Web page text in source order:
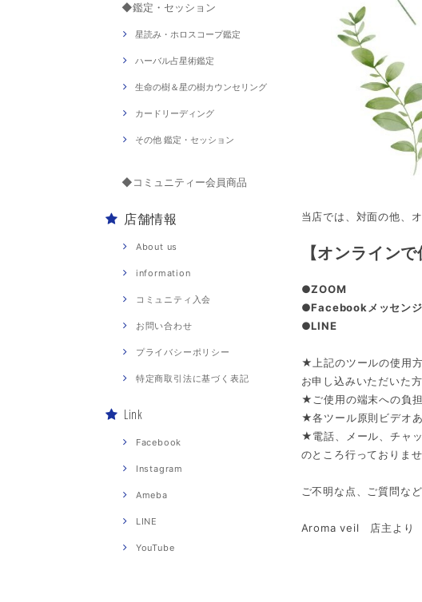
◆鑑定・セッション
星読み・ホロスコープ鑑定
ハーバル占星術鑑定
生命の樹＆星の樹カウンセリング
カードリーディング
その他 鑑定・セッション
◆コミュニティー会員商品
店舗情報
About us
information
コミュニティ入会
お問い合わせ
プライバシーポリシー
特定商取引法に基づく表記
Link
Facebook
Instagram
Ameba
LINE
YouTube
当店では、対面の他、
【オンライン
●ZOOM
●Facebookメッセン
●LINE
★上記のツールの使用
お申し込みいただいた
★ご使用の端末への負
★各ツール原則ビデオ
★電話、メール、チャ
のところ行っておりませ
ご不明な点、ご質問な
Aroma veil 店主より